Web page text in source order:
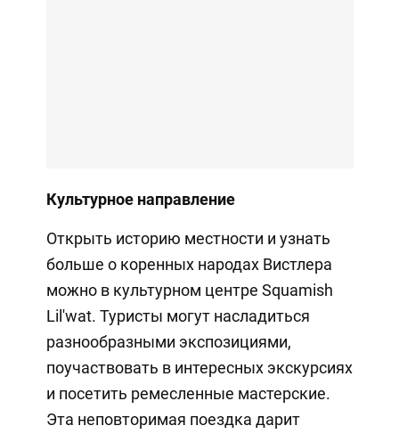
Культурное направление
Открыть историю местности и узнать
больше о коренных народах Вистлера
можно в культурном центре Squamish
Lil'wat. Туристы могут насладиться
разнообразными экспозициями,
поучаствовать в интересных экскурсиях
и посетить ремесленные мастерские.
Эта неповторимая поездка дарит